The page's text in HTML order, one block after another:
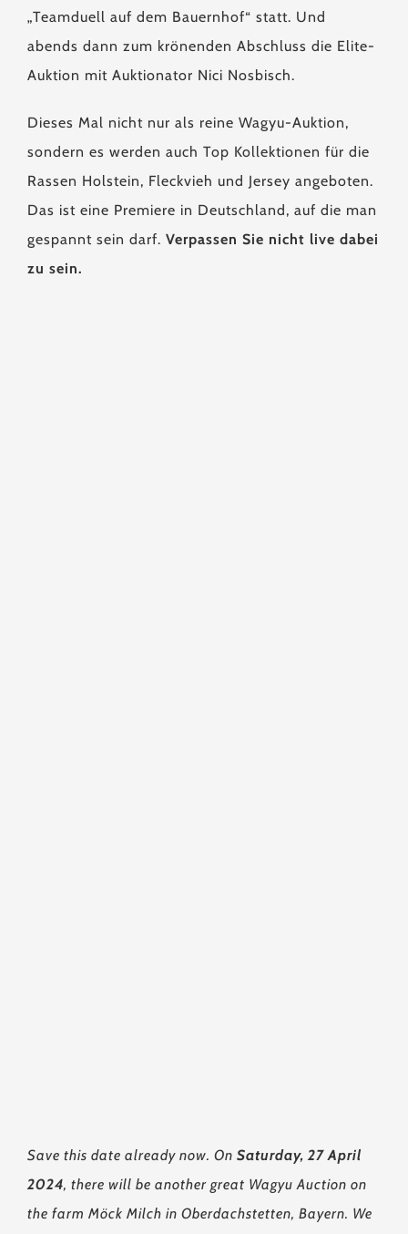
„Teamduell auf dem Bauernhof“ statt. Und
abends dann zum krönenden Abschluss die Elite-
Auktion mit Auktionator Nici Nosbisch.
Dieses Mal nicht nur als reine Wagyu-Auktion,
sondern es werden auch Top Kollektionen für die
Rassen Holstein, Fleckvieh und Jersey angeboten.
Das ist eine Premiere in Deutschland, auf die man
gespannt sein darf. Verpassen Sie nicht live dabei
zu sein.
Save this date already now. On Saturday, 27 April
2024, there will be another great Wagyu Auction on
the farm Möck Milch in Oberdachstetten, Bayern. We